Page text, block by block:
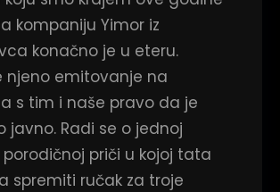
kompaniju Yimor iz
konačno je u eteru.
njeno emitovanje na
s tim i naše pravo da je
javno. Radi se o jednoj
porodičnoj priči u kojoj tata
spremiti ručak za troje